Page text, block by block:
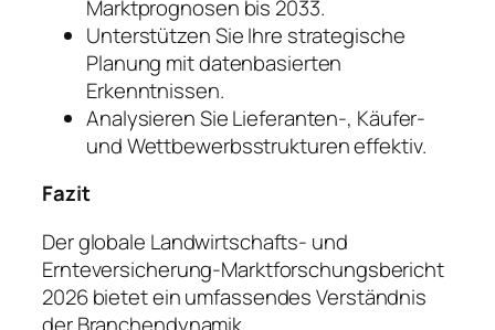
Marktprognosen bis 2033.
Unterstützen Sie Ihre strategische
Planung mit datenbasierten
Erkenntnissen.
Analysieren Sie Lieferanten-, Käufer-
und Wettbewerbsstrukturen effektiv.
Fazit
Der globale Landwirtschafts- und
Ernteversicherung-Marktforschungsbericht
2026 bietet ein umfassendes Verständnis